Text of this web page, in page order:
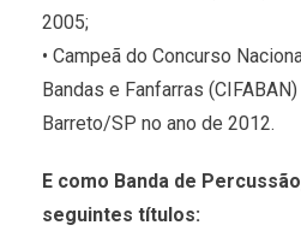
2005;
• Campeã do Concurso
Bandas e Fanfarras
Barreto/SP no ano de 2012.
E como Banda de
seguintes títulos: